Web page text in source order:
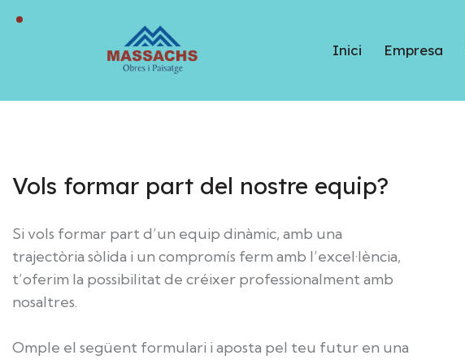
Inici Empresa
Vols formar part del nostre equip?
Si vols formar part d’un equip dinàmic, amb una
trajectòria sòlida i un compromís ferm amb l’excel·lència,
t’oferim la possibilitat de créixer professionalment amb
nosaltres.
Omple el següent formulari i aposta pel teu futur en una